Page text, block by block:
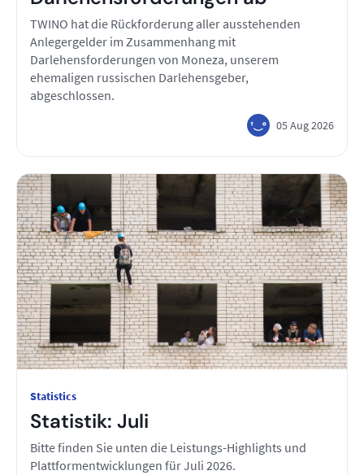
TWINO hat die Rückforderung aller ausstehenden
Anlegergelder im Zusammenhang mit
Darlehensforderungen von Moneza, unserem
ehemaligen russischen Darlehensgeber,
abgeschlossen.
05 Aug 2026
Statistics
Statistik: Juli
Bitte finden Sie unten die Leistungs-Highlights und
Plattformentwicklungen für Juli 2026.